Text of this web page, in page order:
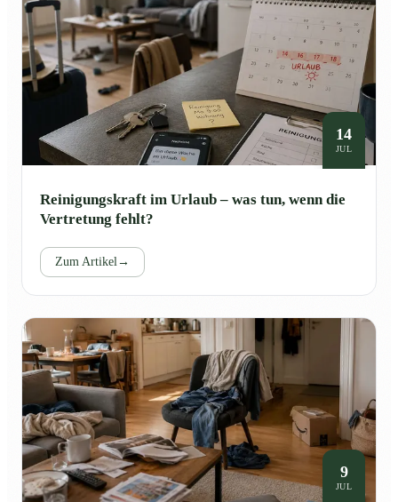
14
JUL
Reinigungskraft im Urlaub – was tun, wenn die
Vertretung fehlt?
Zum Artikel →
9
JUL